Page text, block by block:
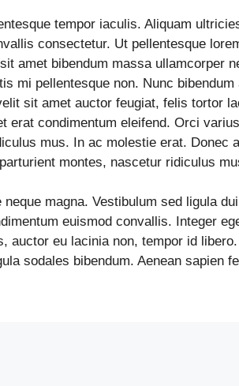
tempor iaculis. Aliquam
consectetur. Ut pellentesque
amet bibendum massa ullamcorper
mi pellentesque non. Nunc
sit amet auctor feugiat, felis tortor
erat condimentum eleifend. Orci
mus. In ac molestie erat. Donec
montes, nascetur ridiculus
neque magna. Vestibulum sed ligula
euismod convallis. Integer
auctor eu lacinia non, tempor id
sodales bibendum. Aenean sapien